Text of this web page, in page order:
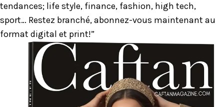
tendances; life style, finance, fashion, high tech,
sport… Restez branché, abonnez-vous maintenant au
format digital et print!”